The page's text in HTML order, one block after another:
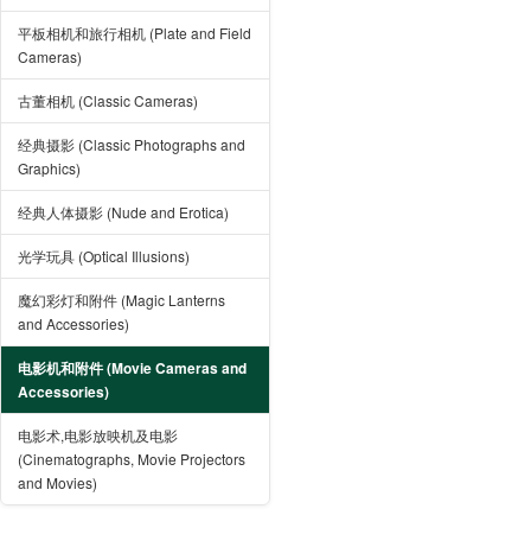
平板相机和旅行相机 (Plate and Field
Cameras)
古董相机 (Classic Cameras)
经典摄影 (Classic Photographs and
Graphics)
经典人体摄影 (Nude and Erotica)
光学玩具 (Optical Illusions)
魔幻彩灯和附件 (Magic Lanterns
and Accessories)
电影机和附件 (Movie Cameras and
Accessories)
电影术,电影放映机及电影
(Cinematographs, Movie Projectors
and Movies)